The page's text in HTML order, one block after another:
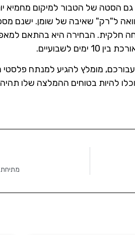
הסטה של הטבור למיקום מחמיא
ל"רק" שאיבה של שומן. ישנם
חלקית. הבחירה היא בהתאם
לשבועיים.
מומלץ להגיע למנתח פלסטי
להיות בטוחים ההמלצה שלו
מתיחת